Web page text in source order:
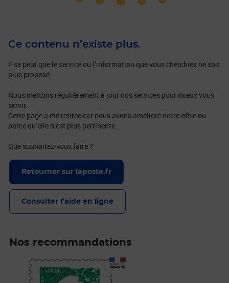
Ce contenu n’existe plus.
Il se peut que le service ou l’information que vous cherchiez ne soit
plus proposé.
Nous mettons régulièrement à jour nos services pour mieux vous
servir.
Cette page a été retirée car nous avons amélioré notre offre ou
parce qu’elle n’est plus pertinente.
Que souhaitez-vous faire ?
Retourner sur laposte.fr
Consulter l’aide en ligne
Nos recommandations
Prix 1,52€